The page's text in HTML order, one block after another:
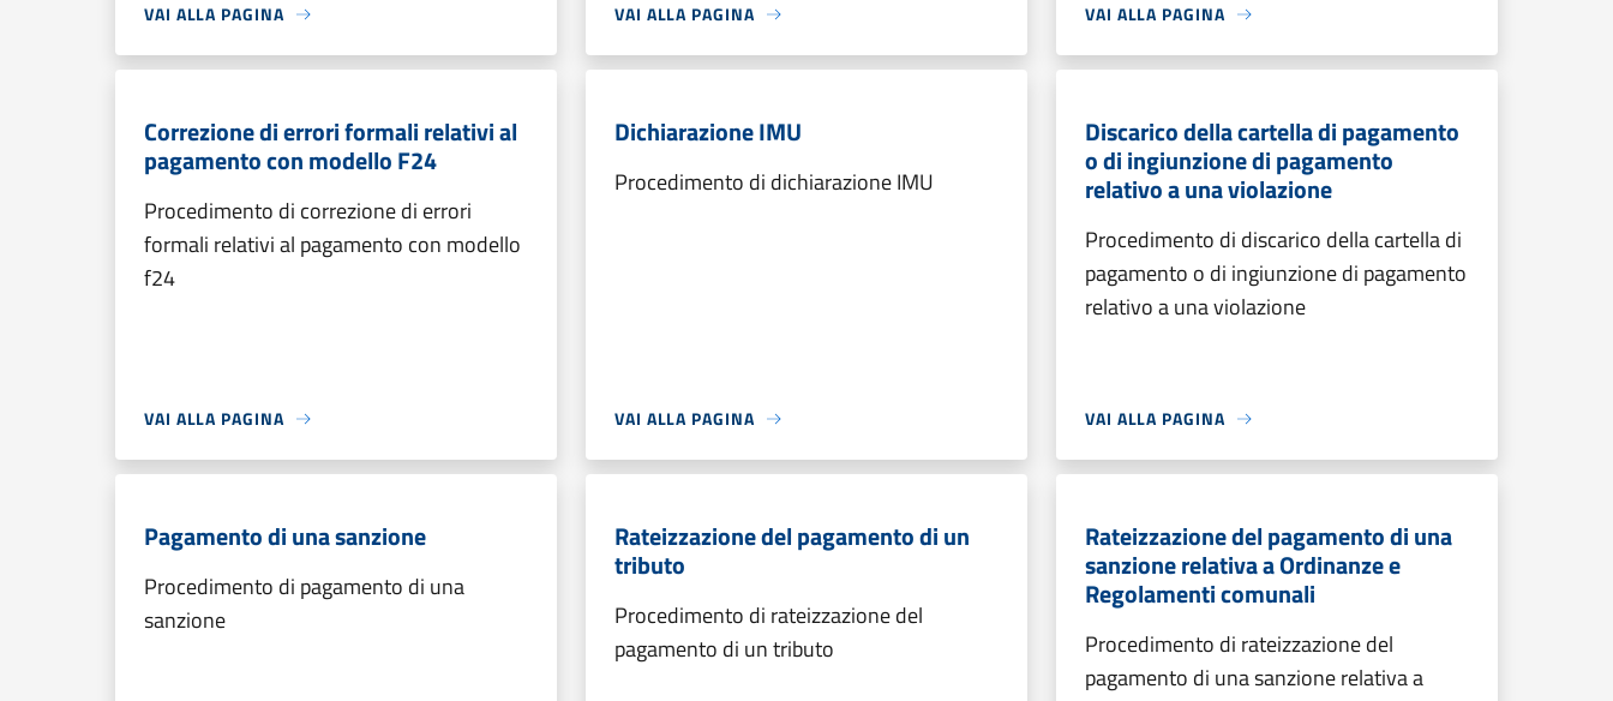
VAI ALLA PAGINA VAI ALLA PAGINA VAI ALLA PAGINA
Correzione di errori formali relativi al
pagamento con modello F24
Procedimento di correzione di errori
formali relativi al pagamento con modello
f24
VAI ALLA PAGINA
Dichiarazione IMU
Procedimento di dichiarazione IMU
VAI ALLA PAGINA
Discarico della cartella di pagamento
o di ingiunzione di pagamento
relativo a una violazione
Procedimento di discarico della cartella di
pagamento o di ingiunzione di pagamento
relativo a una violazione
VAI ALLA PAGINA
Pagamento di una sanzione
Procedimento di pagamento di una
sanzione
Rateizzazione del pagamento di un
tributo
Procedimento di rateizzazione del
pagamento di un tributo
Rateizzazione del pagamento di una
sanzione relativa a Ordinanze e
Regolamenti comunali
Procedimento di rateizzazione del
pagamento di una sanzione relativa a